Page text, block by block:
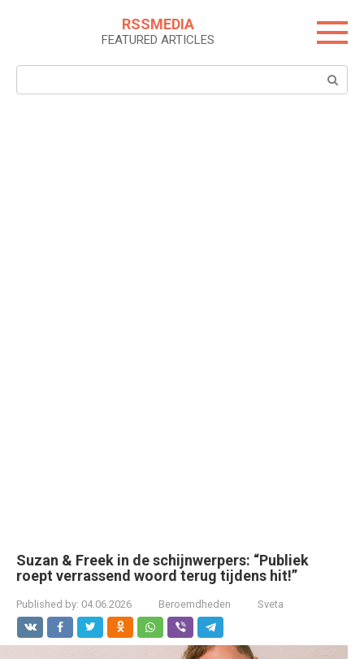
RSSMEDIA
FEATURED ARTICLES
Search:
Suzan & Freek in de schijnwerpers: “Publiek
roept verrassend woord terug tijdens hit!”
Published by: 04.06.2026 Beroemdheden Sveta